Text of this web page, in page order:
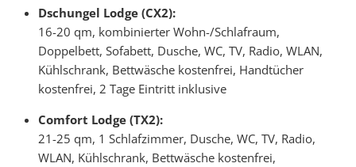
Dschungel Lodge (CX2):
16-20 qm, kombinierter Wohn-/Schlafraum,
Doppelbett, Sofabett, Dusche, WC, TV, Radio, WLAN,
Kühlschrank, Bettwäsche kostenfrei, Handtücher
kostenfrei, 2 Tage Eintritt inklusive
Comfort Lodge (TX2):
21-25 qm, 1 Schlafzimmer, Dusche, WC, TV, Radio,
WLAN, Kühlschrank, Bettwäsche kostenfrei,